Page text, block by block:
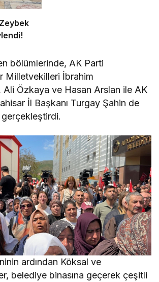
bölümlerinde, AK Parti
Milletvekilleri İbrahim
Ali Özkaya ve Hasan Arslan ile AK
İl Başkanı Turgay Şahin de
ardından Köksal ve
belediye binasına geçerek çeşitli